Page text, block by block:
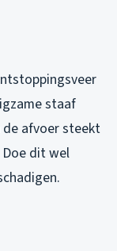
staaf
de afvoer steekt
dit wel